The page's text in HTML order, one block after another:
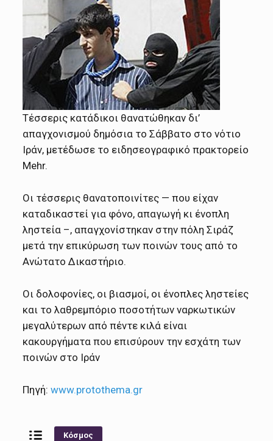
Τέσσερις κατάδικοι θανατώθηκαν δι’
απαγχονισμού δημόσια το Σάββατο στο νότιο
Ιράν, μετέδωσε το ειδησεογραφικό πρακτορείο
Mehr.
Οι τέσσερις θανατοποινίτες — που είχαν
καταδικαστεί για φόνο, απαγωγή κι ένοπλη
ληστεία –, απαγχονίστηκαν στην πόλη Σιράζ
μετά την επικύρωση των ποινών τους από το
Ανώτατο Δικαστήριο.
Οι δολοφονίες, οι βιασμοί, οι ένοπλες ληστείες
και το λαθρεμπόριο ποσοτήτων ναρκωτικών
μεγαλύτερων από πέντε κιλά είναι
κακουργήματα που επισύρουν την εσχάτη των
ποινών στο Ιράν
Πηγή:www.protothema.gr
Κόσμος